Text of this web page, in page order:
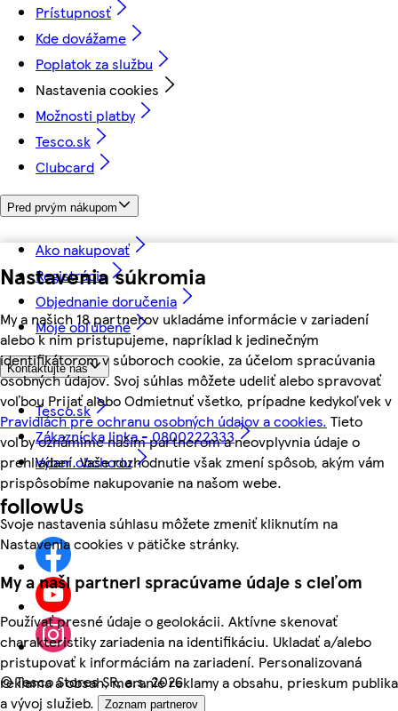
Nastavenia súkromia
My a našich 18 partnerov ukladáme informácie v zariadení
alebo k nim pristupujeme, napríklad k jedinečným
identifikátorom v súboroch cookie, za účelom spracúvania
osobných údajov. Svoj súhlas môžete udeliť alebo spravovať
voľbou Prijať alebo Odmietnuť všetko, prípadne kedykoľvek v
Pravidlách pre ochranu osobných údajov a cookies. Tieto
voľby oznámime našim partnerom a neovplyvnia údaje o
prehliadaní. Vaše rozhodnutie však zmení spôsob, akým vám
prispôsobíme nakupovanie na našom webe.
Svoje nastavenia súhlasu môžete zmeniť kliknutím na
Nastavenia cookies v pätičke stránky.
My a naši partneri spracúvame údaje s cieľom
Používať presné údaje o geolokácii. Aktívne skenovať
charakteristiky zariadenia na identifikáciu. Ukladať a/alebo
pristupovať k informáciám na zariadení. Personalizovaná
reklama a obsah, meranie reklamy a obsahu, prieskum publika
a vývoj služieb.
Zoznam partnerov
Prístupnosť
Kde dovážame
Poplatok za službu
Nastavenia cookies
Možnosti platby
Tesco.sk
Clubcard
Pred prvým nákupom
Ako nakupovať
Registrácia
Objednanie doručenia
Moje obľúbené
Kontaktujte nás
Tesco.sk
Zákaznícka linka - 0800222333
Výber obchodu
followUs
©Tesco Stores SR, a.s. 2026